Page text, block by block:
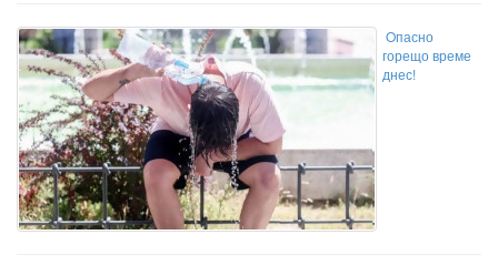
Oпасно
горещо време
днес!